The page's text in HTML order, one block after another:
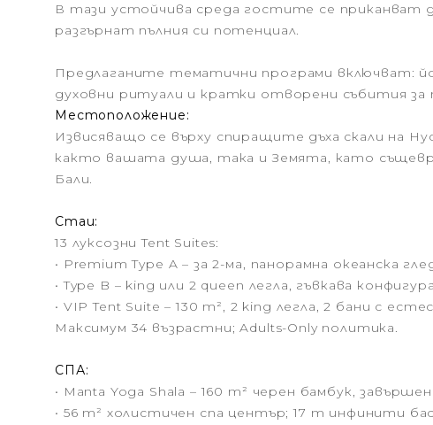
В тази устойчива среда гостите се приканват
разгърнат пълния си потенциал.
Предлаганите тематични програми включват:
духовни ритуали и кратки отворени събития за
Местоположение:
Извисяващо се върху спиращите дъха скали на
както вашата душа, така и Земята, като
Бали.
Стаи:
13 луксозни Tent Suites:
• Premium Type A – за 2-ма, панорамна океанска
• Type B – king или 2 queen легла, гъвкава
• VIP Tent Suite – 130 m², 2 king легла, 2 бани с
Максимум 34 възрастни; Adults-Only политика.
СПА:
• Manta Yoga Shala – 160 m² черен бамбук,
• 56 m² холистичен спа център; 17 m инфинити